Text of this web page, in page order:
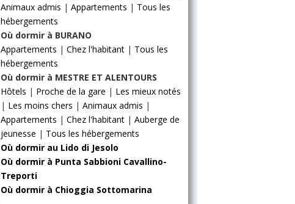
Animaux admis | Appartements | Tous les
hébergements
Où dormir à BURANO
Appartements | Chez l'habitant| Tous les
hébergements
Où dormir à MESTRE ET ALENTOURS
Hôtels | Proche de la gare | Les mieux notés
| Les moins chers | Animaux admis |
Appartements | Chez l'habitant| Auberge de
jeunesse | Tous les hébergements
Où dormir au Lido di Jesolo
Où dormir à Punta Sabbioni Cavallino-
Treporti
Où dormir à Chioggia Sottomarina